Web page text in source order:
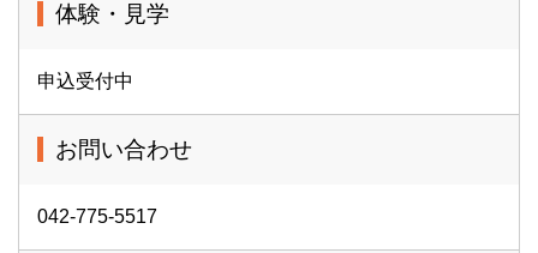
体験・見学
申込受付中
お問い合わせ
042-775-5517